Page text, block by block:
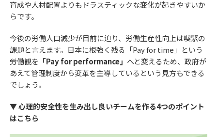
育成や人材配置よりもドラスティックな変化が起きやすいか
らです。
今後の労働人口減少が目前に迫り、労働生産性向上は喫緊の
課題と言えます。日本に根強く残る「Pay for time」という
労働観を 「Pay for performance」 へと変えるため、政府が
あえて管理制度から変革を主導しているという見方もできる
でしょう。
▼ 心理的安全性を生み出し良いチームを作る4つのポイント
はこちら